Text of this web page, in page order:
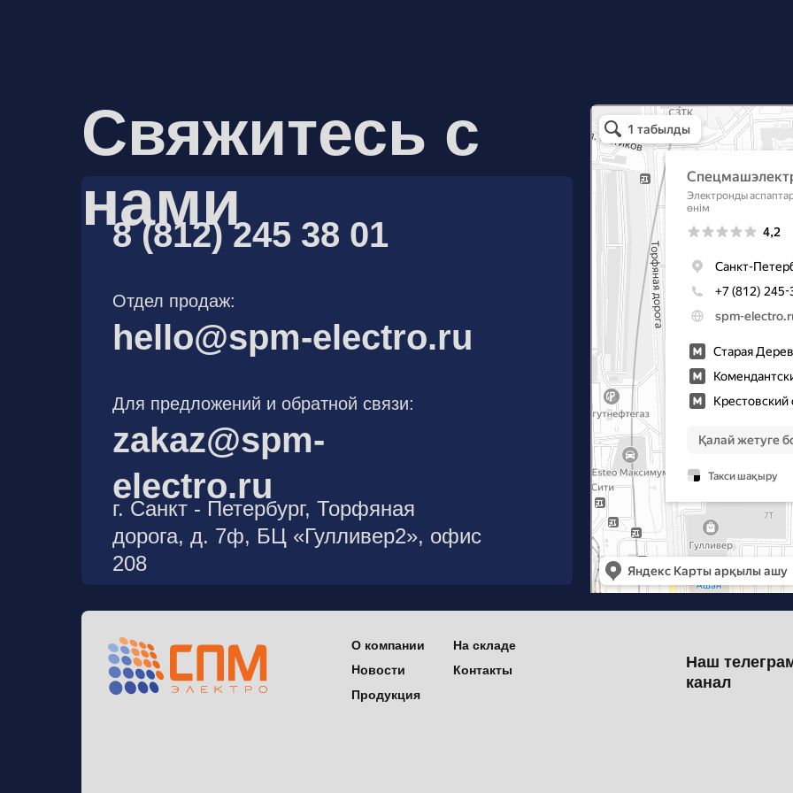
Свяжитесь с
нами
г. Санкт - Петербург, Торфяная
дорога, д. 7ф, БЦ «Гулливер2», офис
208
Отдел продаж:
hello@spm-electro.ru
Для предложений и обратной связи:
zakaz@spm-
electro.ru
8 (812) 245 38 01
Спецмашэлектро
Электронные приборы и компоненты в
О компании
Новости
Продукция
На складе
Контакты
Наш
канал